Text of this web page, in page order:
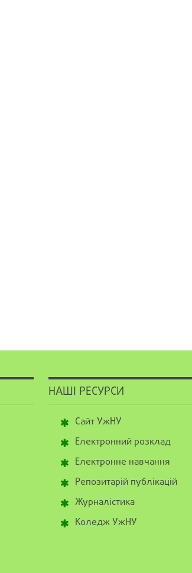
НАШІ РЕСУРСИ
Сайт УжНУ
Електронний розклад
Електронне навчання
Репозитарій публікацій
Журналістика
Коледж УжНУ